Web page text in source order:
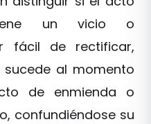
un vicio o
fácil de rectificar,
al momento
de enmienda o
confundiéndose su